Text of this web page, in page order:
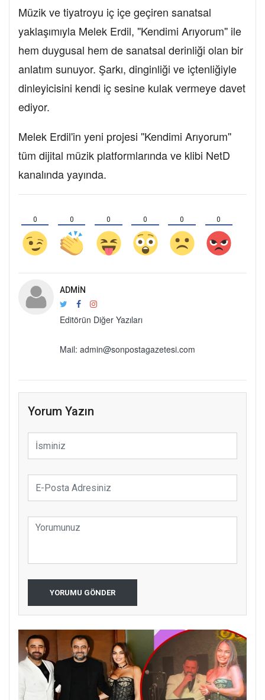
Müzik ve tiyatroyu iç içe geçiren sanatsal
yaklaşımıyla Melek Erdil, ''Kendimi Arıyorum'' ile
hem duygusal hem de sanatsal derinliği olan bir
anlatım sunuyor. Şarkı, dinginliği ve içtenliğiyle
dinleyicisini kendi iç sesine kulak vermeye davet
ediyor.
Melek Erdil'in yeni projesi ''Kendimi Arıyorum''
tüm dijital müzik platformlarında ve klibi NetD
kanalında yayında.
0 0 0 0 0 0
ADMIN
Editörün Diğer Yazıları
Mail: admin@sonpostagazetesi.com
Yorum Yazın
YORUMU GÖNDER